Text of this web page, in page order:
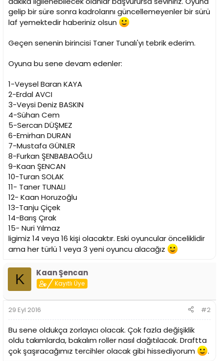
gelip bir süre sonra kadrolarını güncellemeyenler bir sürü
laf yemektedir haberiniz olsun
Geçen senenin birincisi Taner Tunalı'yı tebrik ederim.
Oyuna bu sene devam edenler:
1-Veysel Baran KAYA
2-Erdal AVCI
3-Veysi Deniz BASKIN
4-Sühan Cem
5-Sercan DÜŞMEZ
6-Emirhan DURAN
7-Mustafa GÜNLER
8-Furkan ŞENBABAOĞLU
9-Kaan ŞENCAN
10-Turan SOLAK
11- Taner TUNALI
12- Kaan Horuzoğlu
13-Tanju Çiçek
14-Barış Çırak
15- Nuri Yılmaz
ligimiz 14 veya 16 kişi olacaktır. Eski oyuncular önceliklidir
ama her türlü 1 veya 3 yeni oyuncu alacağız
K Kaan Şencan
Kayıtlı Üye
29 Eyl 2016 #2
Bu sene oldukça zorlayıcı olacak. Çok fazla değişiklik
oldu takımlarda, bakalım roller nasıl dağıtılacak. Draftta
çok şaşıracağımız tercihler olacak gibi hissediyorum
.